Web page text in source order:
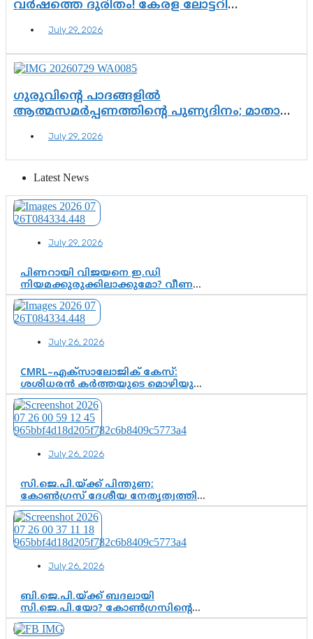
വർഷത്തെ ദുരിതം! കേരള ലോട്ടറി
പോരാട്ടംJuly 29, 2026
ഗുരുവിന്റെ പാദങ്ങളിൽ
ആത്മസമർപ്പണത്തിന്റെ പുണ്യദിനം; മാതാ
ഗുരുപൂർണിമ ആഘോഷം
July 29, 2026
Latest News
July 29, 2026
പിണറായി വിജയനെ ഇ.ഡി
നിയമക്കുരുക്കിലാക്കുമോ? വീണ
വിജയൻ മാപ്പുസാക്ഷിയാകുമോ?
കർത്തയുടെ മൊഴി നിർണായക
വഴിത്തിരിവാകുമോ?
July 26, 2026
CMRL–എക്‌സാലോജിക് കേസ്:
ശശിധരൻ കർത്തയുടെ മൊഴിയുടെ
അടിസ്ഥാനത്തിൽ പിണറായി
വിജയനെ ചോദ്യം ചെയ്യുന്നതിൽ ഉടൻ
തീരുമാനം; വീണയ്‌ക്കെതിരെ
കൂടുതൽ തെളിവുകൾ പരിശോധിച്ച്
July 26, 2026
സി.ജെ.പി.യ്ക്ക് പിന്തുണ;
കോൺഗ്രസ് ദേശീയ നേതൃത്വത്തിൽ
ആശങ്കയോ? പാർട്ടിക്കുള്ളിൽ
ഭിന്നാഭിപ്രായമെന്ന വിലയിരുത്തൽ
July 26, 2026
ബി.ജെ.പി.യ്ക്ക് ബദലായി
സി.ജെ.പി.യോ? കോൺഗ്രസിന്റെ
രാഷ്ട്രീയ ഇടം കൈവശപ്പെടുത്താൻ
സിജെപി ഉയർന്നുകഴിഞ്ഞോ?